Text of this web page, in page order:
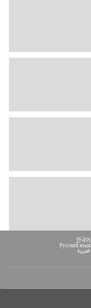
한국어
Русский язык
العربية